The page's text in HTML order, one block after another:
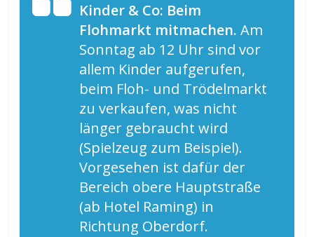
Kinder & Co: Beim
Flohmarkt mitmachen. Am
Sonntag ab 12 Uhr sind vor
allem Kinder aufgerufen,
beim Floh- und Trödelmarkt
zu verkaufen, was nicht
länger gebraucht wird
(Spielzeug zum Beispiel).
Vorgesehen ist dafür der
Bereich obere Hauptstraße
(ab Hotel Raming) in
Richtung Oberdorf.